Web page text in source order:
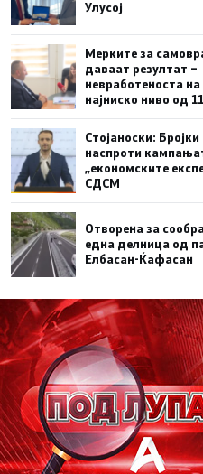
Улусој
Мерките за
даваат резултат –
невработеноста
најниско ниво од
Стојаноски:
наспроти
„економските
СДСM
Отворена за
една делница од
Елбасан-Ќафасан